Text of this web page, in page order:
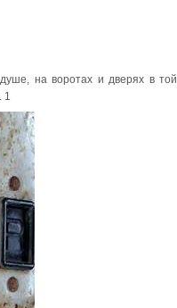
на воротах и дверях в той
1